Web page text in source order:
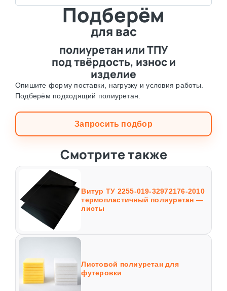
Подберём
для вас
полиуретан или ТПУ
под твёрдость, износ и
изделие
Опишите форму поставки, нагрузку и условия работы.
Подберём подходящий полиуретан.
Запросить подбор
Смотрите также
Витур ТУ 2255-019-32972176-2010
термопластичный полиуретан —
листы
Листовой полиуретан для
футеровки